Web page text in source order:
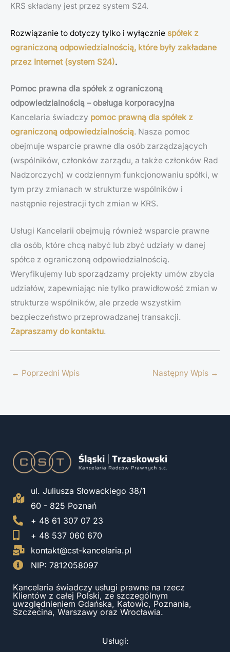
KRS składany jest przez system S24.
Rozwiązanie to dotyczy tylko i wyłącznie spółek z
ograniczoną odpowiedzialnością, które były zakładane
przez Internet (system S24).
Pomoc prawna dla spółek z ograniczoną
odpowiedzialnością – obsługa korporacyjna
Kancelaria świadczy pomoc prawną dla spółek z
ograniczoną odpowiedzialnością. Nasza pomoc
obejmuje wsparcie prawne dla osób zarządzających
(wspólników, członków zarządu, a także członków Rad
Nadzorczych) w codziennym funkcjonowaniu spółki, w
tym przy zmianach w strukturze wspólników i
następnie rejestracji tych zmian w KRS.
Usługi Kancelarii obejmują również wsparcie prawne
dla osób, które chcą nabyć lub zbyć udziały w danej
spółce z ograniczoną odpowiedzialnością.
Weryfikujemy lub sporządzamy projekty umów zbycia
udziałów, zapewniając nie tylko prawidłowość zmian w
strukturze wspólników, ale przede wszystkim
bezpieczeństwo przeprowadzanej transakcji.
Zapraszamy do kontaktu.
← Poprzedni Wpis Następny Wpis →
ul. Juliusza Słowackiego 38/1
60 - 825 Poznań
+ 48 61 307 07 23
+ 48 537 060 670
kontakt@cst-kancelaria.pl
NIP: 7812058097
Kancelaria świadczy usługi prawne na rzecz
Klientów z całej Polski, ze szczególnym
uwzględnieniem Gdańska, Katowic, Poznania,
Szczecina, Warszawy oraz Wrocławia.
Usługi: